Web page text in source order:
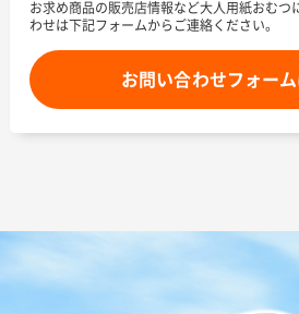
お求め商品の販売店情報など大人用紙おむつ
わせは下記フォームからご連絡ください。
お問い合わせフォー